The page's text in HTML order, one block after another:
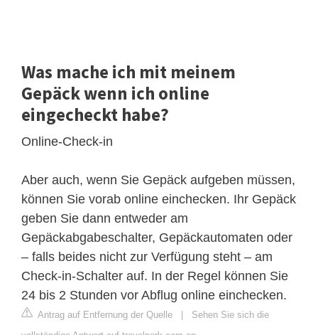
Was mache ich mit meinem
Gepäck wenn ich online
eingecheckt habe?
Online-Check-in
Aber auch, wenn Sie Gepäck aufgeben müssen,
können Sie vorab online einchecken. Ihr Gepäck
geben Sie dann entweder am
Gepäckabgabeschalter, Gepäckautomaten oder
– falls beides nicht zur Verfügung steht – am
Check-in-Schalter auf. In der Regel können Sie
24 bis 2 Stunden vor Abflug online einchecken.
Antrag auf Entfernung der Quelle | Sehen Sie sich die